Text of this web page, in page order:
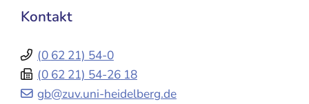
Kontakt
(0 62 21) 54-0
(0 62 21) 54-26 18
gb@zuv.uni-heidelberg.de